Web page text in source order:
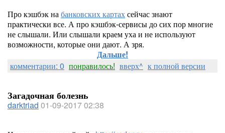
Про кэшбэк набанковских картахсейчас знают
практически все. А про кэшбэк-сервисы до сих пор многие
не слышали. Или слышали краем уха и не используют
возможности, которые они дают. А зря.
Дальше!
комментарии: 0 понравилось! вверх^ к полной версии
Загадочная болезнь
darktriad 01-09-2017 02:38